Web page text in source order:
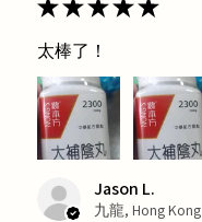
★★★★★
太棒了！
Jason L.
九龍, Hong Kong